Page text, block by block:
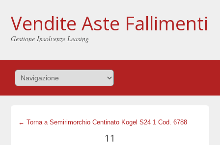
Vendite Aste Fallimenti
Gestione Insolvenze Leasing
← Torna a Semirimorchio Centinato Kogel S24 1 Cod. 6788
11